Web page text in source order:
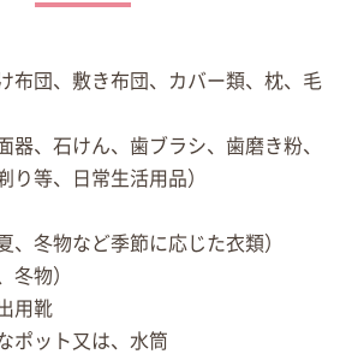
布団、敷き布団、カバー類、枕、毛
器、石けん、歯ブラシ、歯磨き粉、
り等、日常生活用品）
、冬物など季節に応じた衣類）
冬物）
用靴
ポット又は、水筒